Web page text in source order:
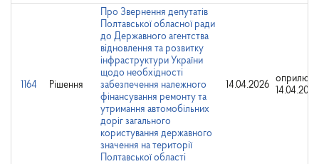
1164 Рішення
Про Звернення депутатів
Полтавської обласної ради
до Державного агентства
відновлення та розвитку
інфраструктури України
щодо необхідності
забезпечення належного
фінансування ремонту та
утримання автомобільних
доріг загального
користування державного
значення на території
Полтавської області
14.04.2026
14.04.2026